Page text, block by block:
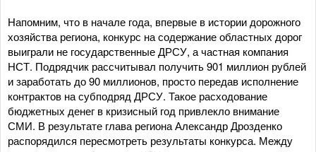
Напомним, что в начале года, впервые в истории дорожного
хозяйства региона, конкурс на содержание областных дорог
выиграли не государственные ДРСУ, а частная компания
НСТ. Подрядчик рассчитывал получить 901 миллион рублей
и заработать до 90 миллионов, просто передав исполнение
контрактов на субподряд ДРСУ. Такое расходование
бюджетных денег в кризисный год привлекло внимание
СМИ. В результате глава региона Александр Дрозденко
распорядился пересмотреть результаты конкурса. Между